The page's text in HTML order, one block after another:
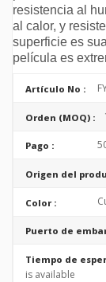
resistencia al
al calor, y
superficie es
película es
Artículo No :
Orden (MOQ) :
Pago :
Origen del
Color :
Puerto de
Tiempo de
is available